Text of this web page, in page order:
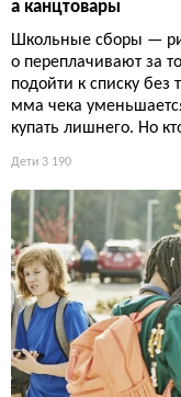
а канцтовары
Школьные сборы —
о переплачивают за
подойти к списку без
мма чека
купать лишнего. Но
Дети 3 190